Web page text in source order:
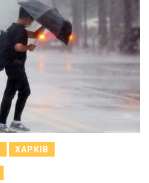
ХАРКІВ